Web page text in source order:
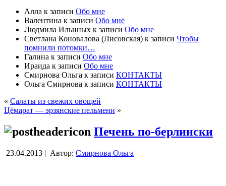
Алла к записи Обо мне
Валентина к записи Обо мне
Людмила Ильиных к записи Обо мне
Светлана Коновалова (Лисовская) к записи Чтобы
помнили потомки…
Галина к записи Обо мне
Ираида к записи Обо мне
Смирнова Ольга к записи КОНТАКТЫ
Ольга Смирнова к записи КОНТАКТЫ
« Салаты из свежих овощей
Цёмарат — эрзянские пельмени »
Печень по-берлински
23.04.2013 | Автор: Смирнова Ольга